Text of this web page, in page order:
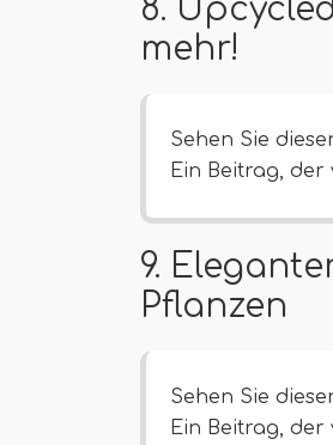
8.
mehr!
Sehen Sie
Ein Beitrag,
9.
Pflanzen
Sehen Sie
Ein Beitrag, der